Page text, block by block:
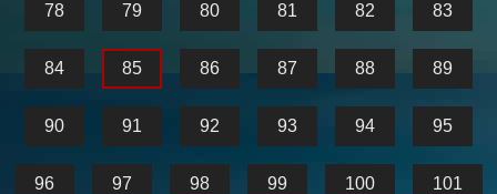
78 79 80 81 82 83
84 85 86 87 88 89
90 91 92 93 94 95
96 97 98 99 100 101